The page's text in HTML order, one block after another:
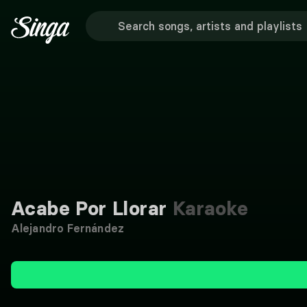
Acabe Por Llorar Karaoke
Alejandro Fernández